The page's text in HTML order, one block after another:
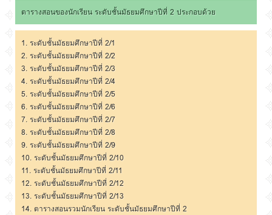
ตารางสอนของนักเรียน ระดับชั้นมัธยมศึกษาปีที่ 2 ประกอบด้วย
1. ระดับชั้นมัธยมศึกษาปีที่ 2/1
2. ระดับชั้นมัธยมศึกษาปีที่ 2/2
3. ระดับชั้นมัธยมศึกษาปีที่ 2/3
4. ระดับชั้นมัธยมศึกษาปีที่ 2/4
5. ระดับชั้นมัธยมศึกษาปีที่ 2/5
6. ระดับชั้นมัธยมศึกษาปีที่ 2/6
7. ระดับชั้นมัธยมศึกษาปีที่ 2/7
8. ระดับชั้นมัธยมศึกษาปีที่ 2/8
9. ระดับชั้นมัธยมศึกษาปีที่ 2/9
10. ระดับชั้นมัธยมศึกษาปีที่ 2/10
11. ระดับชั้นมัธยมศึกษาปีที่ 2/11
12. ระดับชั้นมัธยมศึกษาปีที่ 2/12
13. ระดับชั้นมัธยมศึกษาปีที่ 2/13
14. ตารางสอนรวมนักเรียน ระดับชั้นมัธยมศึกษาปีที่ 2